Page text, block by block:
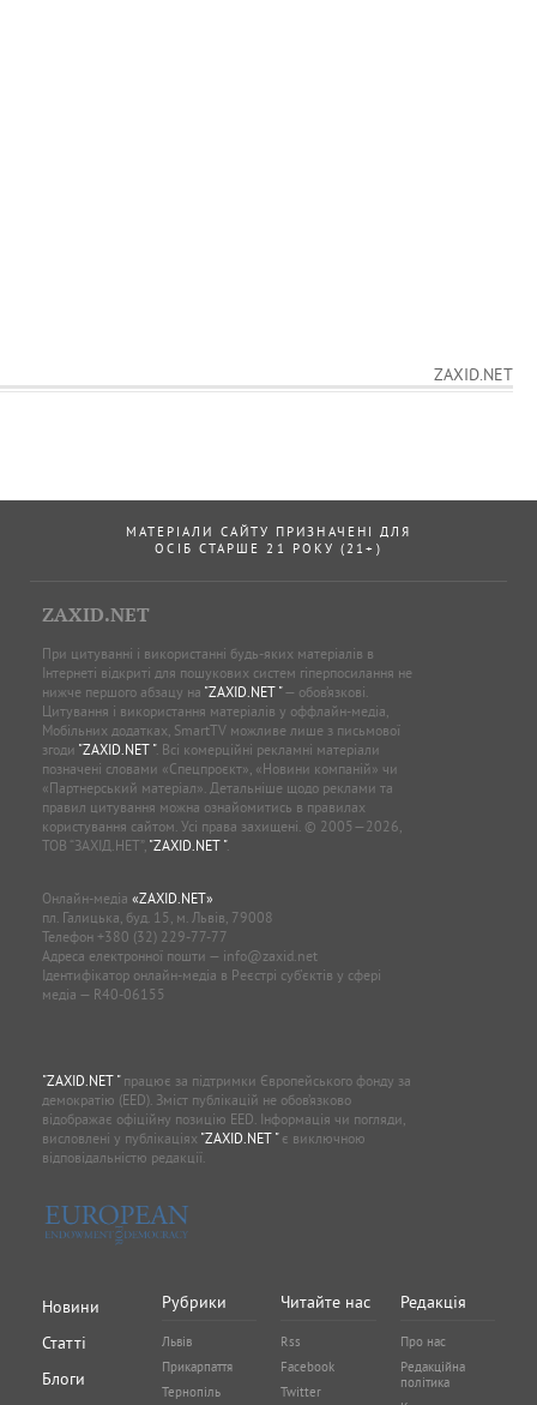
ZAXID.NET
МАТЕРІАЛИ САЙТУ ПРИЗНАЧЕНІ ДЛЯ
ОСІБ СТАРШЕ 21 РОКУ (21+)
ZAXID.NET
При цитуванні і використанні будь-яких матеріалів в
Інтернеті відкриті для пошукових систем гіперпосилання не
нижче першого абзацу на "ZAXID.NET "— обов’язкові.
Цитування і використання матеріалів у оффлайн-медіа,
Мобільних додатках, SmartTV можливе лише з письмової
згоди "ZAXID.NET ". Всі комерційні рекламні матеріали
позначені словами «Спецпроєкт», «Новини компаній» чи
«Партнерський матеріал». Детальніше щодо реклами та
правил цитування можна ознайомитись в правилах
користування сайтом. Усі права захищені. © 2005—2026,
ТОВ “ЗАХІД.НЕТ”, "ZAXID.NET ".
Онлайн-медіа «ZAXID.NET»
пл. Галицька, буд. 15, м. Львів, 79008
Телефон +380 (32) 229-77-77
Адреса електронної пошти — info@zaxid.net
Ідентифікатор онлайн-медіа в Реєстрі суб'єктів у сфері
медіа — R40-06155
"ZAXID.NET "працює за підтримки Європейського фонду за
демократію (EED). Зміст публікацій не обов’язково
відображає офіційну позицію EED. Інформація чи погляди,
висловлені у публікаціях "ZAXID.NET "є виключною
відповідальністю редакції.
Новини
Статті
Блоги
Рубрики
Львів
Прикарпаття
Тернопіль
Читайте нас
Rss
Facebook
Twitter
Редакція
Про нас
Редакційна
політика